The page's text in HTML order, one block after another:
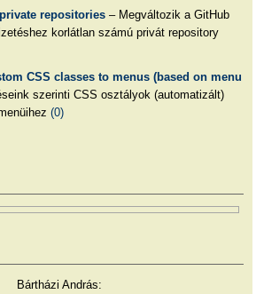
repositories– Megváltozik a GitHub
korlátlan számú privát repository
CSS classes to menus (based on menu
szerinti CSS osztályok (automatizált)
(0)
Bártházi András: